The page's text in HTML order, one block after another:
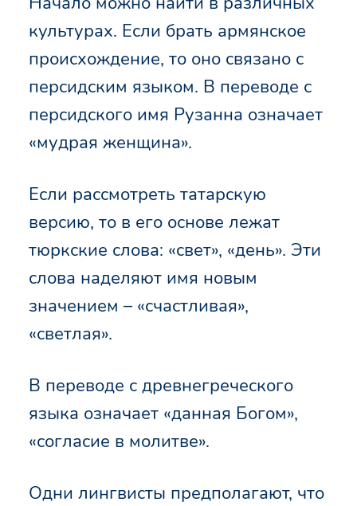
культурах. Если брать армянское
происхождение, то оно связано с
персидским языком. В переводе с
персидского имя Рузанна означает
«мудрая женщина».
Если рассмотреть татарскую
версию, то в его основе лежат
тюркские слова: «свет», «день». Эти
слова наделяют имя новым
значением – «счастливая»,
«светлая».
В переводе с древнегреческого
языка означает «данная Богом»,
«согласие в молитве».
Одни лингвисты предполагают, что